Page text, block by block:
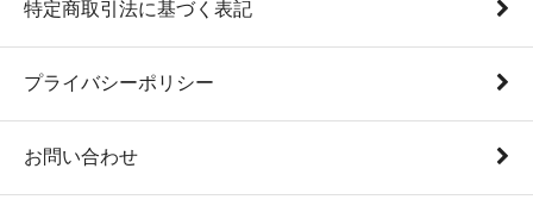
特定商取引法に基づく表記
プライバシーポリシー
お問い合わせ